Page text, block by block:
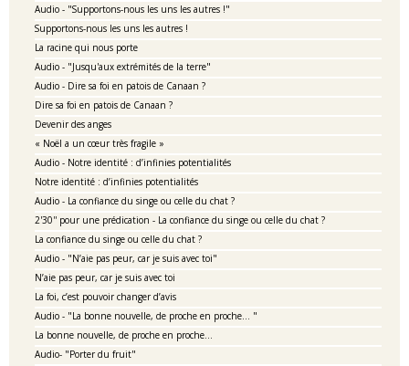
Audio - "Supportons-nous les uns les autres !"
Supportons-nous les uns les autres !
La racine qui nous porte
Audio - "Jusqu'aux extrémités de la terre"
Audio - Dire sa foi en patois de Canaan ?
Dire sa foi en patois de Canaan ?
Devenir des anges
« Noël a un cœur très fragile »
Audio - Notre identité : d’infinies potentialités
Notre identité : d’infinies potentialités
Audio - La confiance du singe ou celle du chat ?
2'30'' pour une prédication - La confiance du singe ou celle du chat ?
La confiance du singe ou celle du chat ?
Audio - "N’aie pas peur, car je suis avec toi"
N’aie pas peur, car je suis avec toi
La foi, c’est pouvoir changer d’avis
Audio - "La bonne nouvelle, de proche en proche… "
La bonne nouvelle, de proche en proche…
Audio- "Porter du fruit"